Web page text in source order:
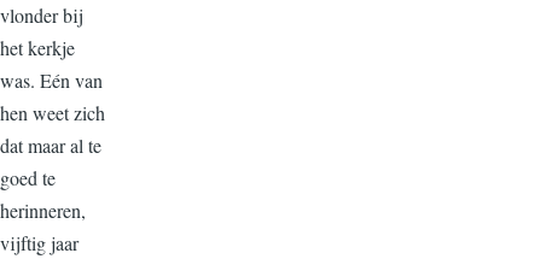
vlonder bij
het kerkje
was. Eén van
hen weet zich
dat maar al te
goed te
herinneren,
vijftig jaar